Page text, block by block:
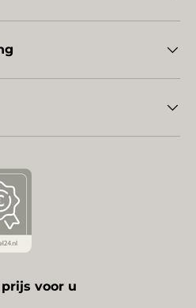
voor u